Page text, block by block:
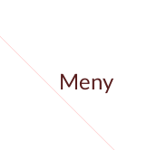
Meny